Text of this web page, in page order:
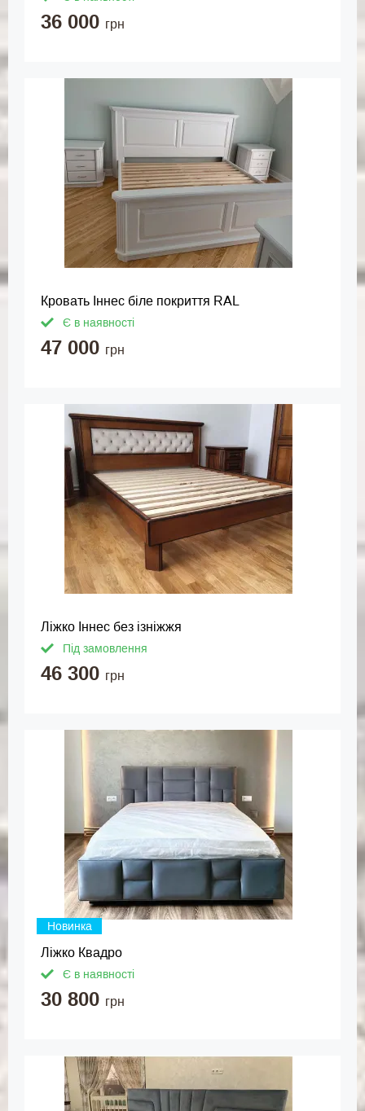
36 000 грн
Кровать Іннес біле покриття RAL
Є в наявності
47 000 грн
Ліжко Іннес без ізніжжя
Під замовлення
46 300 грн
Новинка
Ліжко Квадро
Є в наявності
30 800 грн